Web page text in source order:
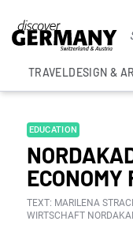
TRAVELDESIGN &
EDUCATION
ECONOMY
TEXT: MARILENA
WIRTSCHAFT